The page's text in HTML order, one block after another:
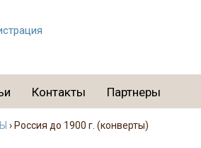
Контакты Партнеры
› Россия до 1900 г. (конверты)